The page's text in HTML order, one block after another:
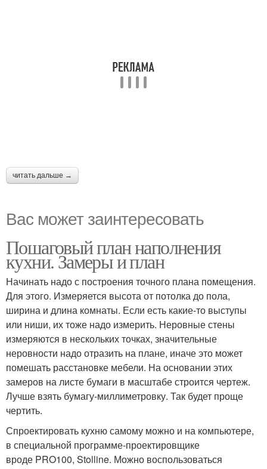
читать дальше →
Вас может заинтересовать
Пошаговый план наполнения
кухни. Замеры и план
Начинать надо с построения точного плана помещения.
Для этого. Измеряется высота от потолка до пола,
ширина и длина комнаты. Если есть какие-то выступы
или ниши, их тоже надо измерить. Неровные стены
измеряются в нескольких точках, значительные
неровности надо отразить на плане, иначе это может
помешать расстановке мебели. На основании этих
замеров на листе бумаги в масштабе строится чертеж.
Лучше взять бумагу-миллиметровку. Так будет проще
чертить.
Спроектировать кухню самому можно и на компьютере,
в специальной программе-проектировщике
вроде PRO100, Stolline. Можно воспользоваться